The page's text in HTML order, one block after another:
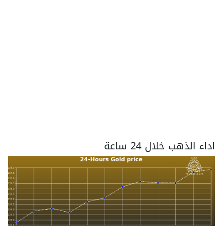
اداء الذهب خلال 24 ساعة